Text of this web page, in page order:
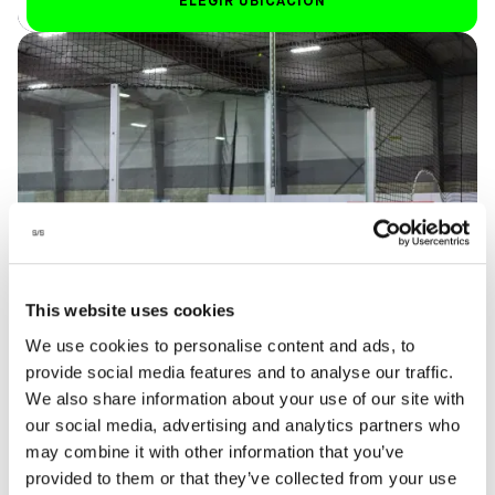
This website uses cookies
We use cookies to personalise content and ads, to
provide social media features and to analyse our traffic.
We also share information about your use of our site with
our social media, advertising and analytics partners who
may combine it with other information that you’ve
provided to them or that they’ve collected from your use
HORARIO DE
APERTURA
De lunes a viernes
9.00 h - 12.00 h
Sáb-Dom
9.00 h - 22.00 h
DIRECCIÓN
1721 W 11th St, Upland,
CA 91786
Cómo llegar
TELÉFONO
(909) 985-7903
Upland
California
PARA SABER MÁS
ELEGIR UBICACIÓN